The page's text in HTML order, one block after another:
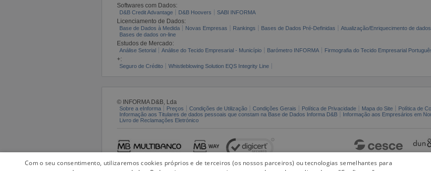
Softwares com Dados:
D&B Credit Advantage D&B Hoovers SABI INFORMA
Licenciamento de Dados:
Base de Dados à Medida Novas Empresas Rankings Bases de Dados Pré-Definidas Atualização/Enriquecimento de dados
Bases de dados on-line
Estudos de Mercado:
Análise Setorial Análise do Tecido Empresarial - Município Barómetro INFORMA Firmografia do Tecido Empresarial
+:
Seguro de Crédito Whistleblowing Solution EQS Integrity Line
© INFORMA D&B, Lda
Sobre a eInforma Preços Condições de Utilização Condições Gerais Política de Privacidade Mapa do Site Política de
Informação aos Titulares de dados pessoais que constam na Base de Dados Informa D&B
Informação aos Empresários em
Livro de Reclamações Eletrónico
Com o seu consentimento, utilizaremos cookies próprios e de terceiros (os nossos parceiros) ou tecnologias semelhantes para